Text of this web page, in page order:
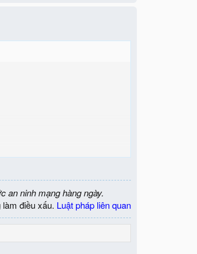
update window, cài antivirus
an ninh mạng hàng ngày.
điều xấu. Luật pháp liên quan